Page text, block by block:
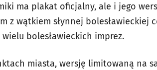
ma plakat oficjalny, ale i jego
z wątkiem słynnej bolesławieckiej
bolesławieckich imprez.
miasta, wersję limitowaną na